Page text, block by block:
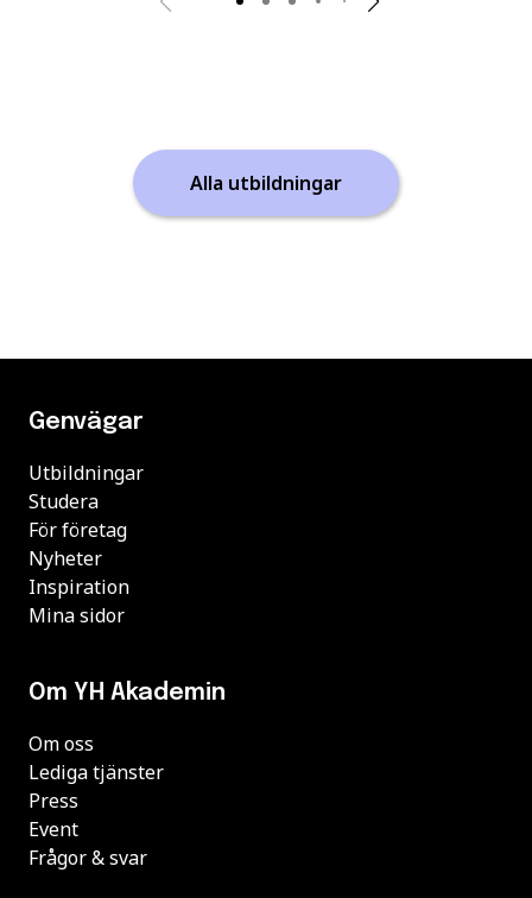
Alla utbildningar
Genvägar
Utbildningar
Studera
För företag
Nyheter
Inspiration
Mina sidor
Om YH Akademin
Om oss
Lediga tjänster
Press
Event
Frågor & svar